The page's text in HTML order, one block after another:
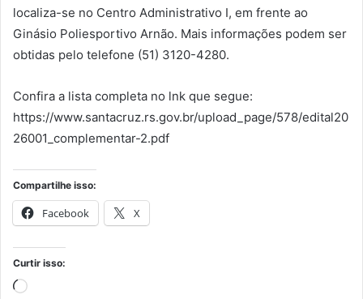
localiza-se no Centro Administrativo I, em frente ao
Ginásio Poliesportivo Arnão. Mais informações podem ser
obtidas pelo telefone (51) 3120-4280.
Confira a lista completa no lnk que segue:
https://www.santacruz.rs.gov.br/upload_page/578/edital20
26001_complementar-2.pdf
Compartilhe isso:
Facebook X
Curtir isso:
Carregando...